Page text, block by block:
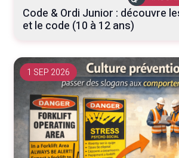
Code & Ordi Junior : découvre
et le code (10 à 12 ans)
1 SEP 2026